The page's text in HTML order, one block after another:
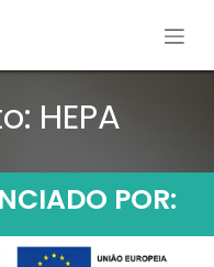
HEPA
POR: